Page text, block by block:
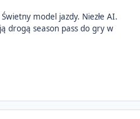
model jazdy. Niezłe AI.
drogą season pass do gry w